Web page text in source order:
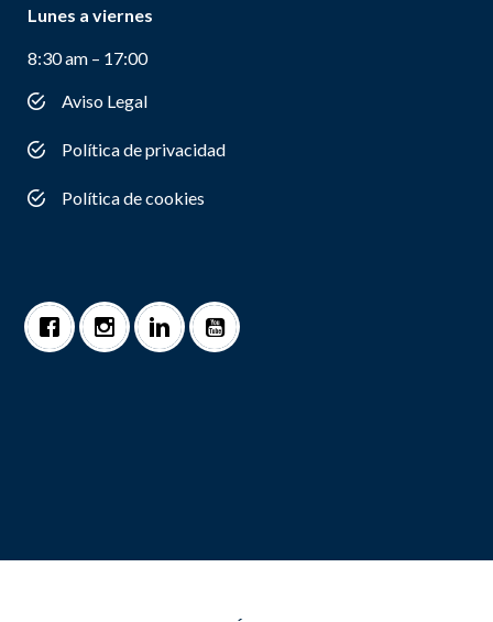
Lunes a viernes
8:30 am – 17:00
Aviso Legal
Política de privacidad
Política de cookies